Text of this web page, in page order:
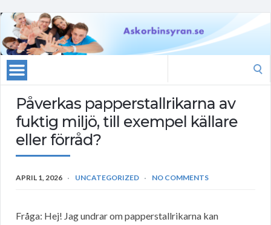
Påverkas papperstallrikarna av
fuktig miljö, till exempel källare
eller förråd?
APRIL 1, 2026 UNCATEGORIZED NO COMMENTS
Fråga: Hej! Jag undrar om papperstallrikarna kan